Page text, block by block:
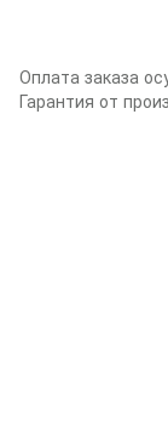
Оплата заказа
Гарантия от